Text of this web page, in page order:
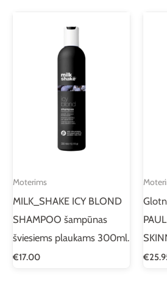
Moterims
MILK_SHAKE ICY BLOND
SHAMPOO šampūnas
šviesiems plaukams 300ml.
€17.00 €